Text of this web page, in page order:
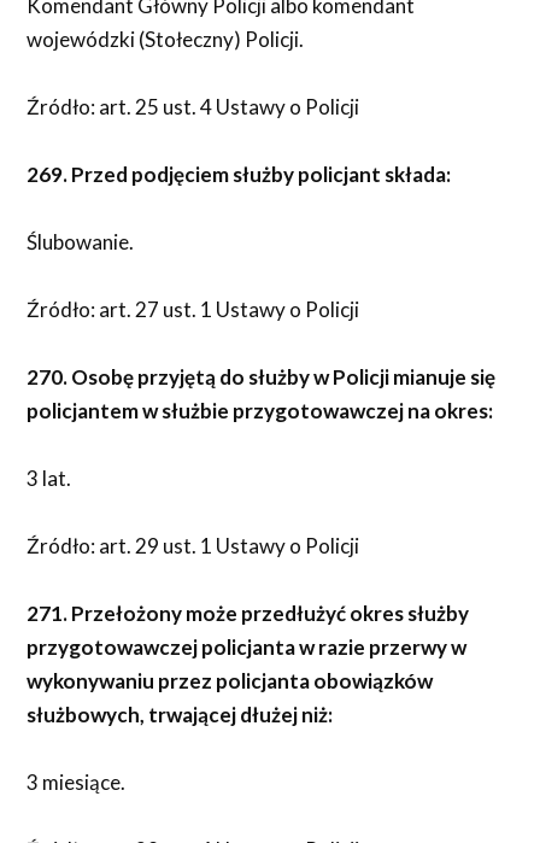
Komendant Główny Policji albo komendant
wojewódzki (Stołeczny) Policji.
Źródło: art. 25 ust. 4 Ustawy o Policji
269. Przed podjęciem służby policjant składa:
Ślubowanie.
Źródło: art. 27 ust. 1 Ustawy o Policji
270. Osobę przyjętą do służby w Policji mianuje się
policjantem w służbie przygotowawczej na okres:
3 lat.
Źródło: art. 29 ust. 1 Ustawy o Policji
271. Przełożony może przedłużyć okres służby
przygotowawczej policjanta w razie przerwy w
wykonywaniu przez policjanta obowiązków
służbowych, trwającej dłużej niż:
3 miesiące.